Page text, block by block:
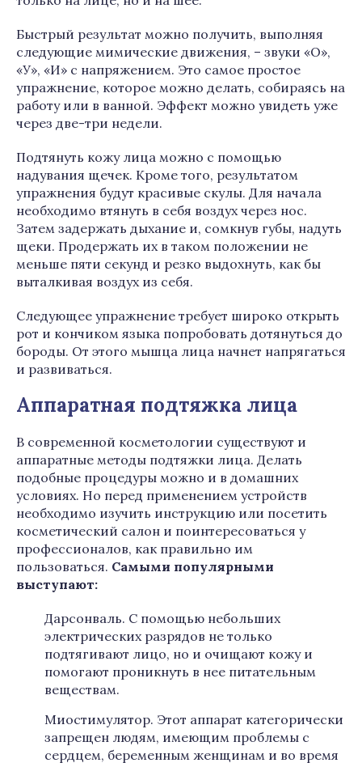
Быстрый результат можно получить, выполняя
следующие мимические движения, – звуки «О»,
«У», «И» с напряжением. Это самое простое
упражнение, которое можно делать, собираясь на
работу или в ванной. Эффект можно увидеть уже
через две-три недели.
Подтянуть кожу лица можно с помощью
надувания щечек. Кроме того, результатом
упражнения будут красивые скулы. Для начала
необходимо втянуть в себя воздух через нос.
Затем задержать дыхание и, сомкнув губы, надуть
щеки. Продержать их в таком положении не
меньше пяти секунд и резко выдохнуть, как бы
выталкивая воздух из себя.
Следующее упражнение требует широко открыть
рот и кончиком языка попробовать дотянуться до
бороды. От этого мышца лица начнет напрягаться
и развиваться.
Аппаратная подтяжка лица
В современной косметологии существуют и
аппаратные методы подтяжки лица. Делать
подобные процедуры можно и в домашних
условиях. Но перед применением устройств
необходимо изучить инструкцию или посетить
косметический салон и поинтересоваться у
профессионалов, как правильно им
пользоваться. Самыми популярными
выступают:
Дарсонваль. С помощью небольших
электрических разрядов не только
подтягивают лицо, но и очищают кожу и
помогают проникнуть в нее питательным
веществам.
Миостимулятор. Этот аппарат категорически
запрещен людям, имеющим проблемы с
сердцем, беременным женщинам и во время